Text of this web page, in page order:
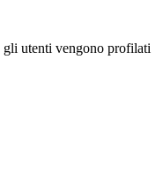
gli utenti vengono profilati